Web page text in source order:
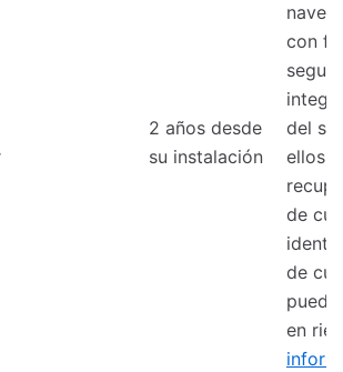
2 años desde
su instalación
con
del
ellos,
de
de
en